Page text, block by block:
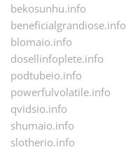
bekosunhu.info
beneficialgrandiose.info
blomaio.info
dosellinfoplete.info
podtubeio.info
powerfulvolatile.info
qvidsio.info
shumaio.info
slotherio.info